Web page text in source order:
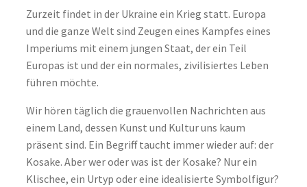
Zurzeit findet in der Ukraine ein Krieg statt. Europa
und die ganze Welt sind Zeugen eines Kampfes eines
Imperiums mit einem jungen Staat, der ein Teil
Europas ist und der ein normales, zivilisiertes Leben
führen möchte.
Wir hören täglich die grauenvollen Nachrichten aus
einem Land, dessen Kunst und Kultur uns kaum
präsent sind. Ein Begriff taucht immer wieder auf: der
Kosake. Aber wer oder was ist der Kosake? Nur ein
Klischee, ein Urtyp oder eine idealisierte Symbolfigur?